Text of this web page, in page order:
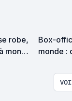
robe,
mon
Box-
monde :
iranien ...